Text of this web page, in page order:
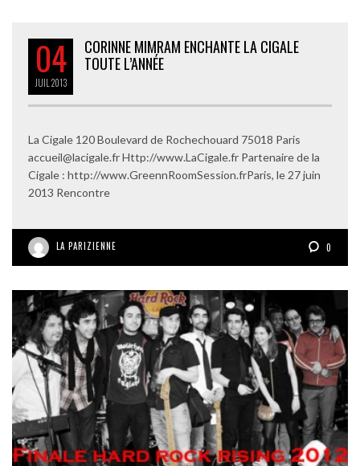
04
JUIL 2013
CORINNE MIMRAM ENCHANTE LA CIGALE
TOUTE L’ANNÉE
La Cigale 120 Boulevard de Rochechouard 75018 Paris
accueil@lacigale.fr Http://www.LaCigale.fr Partenaire de la
Cigale : http://www.GreennRoomSession.frParis, le 27 juin
2013 Rencontre
LA PARIZIENNE 0